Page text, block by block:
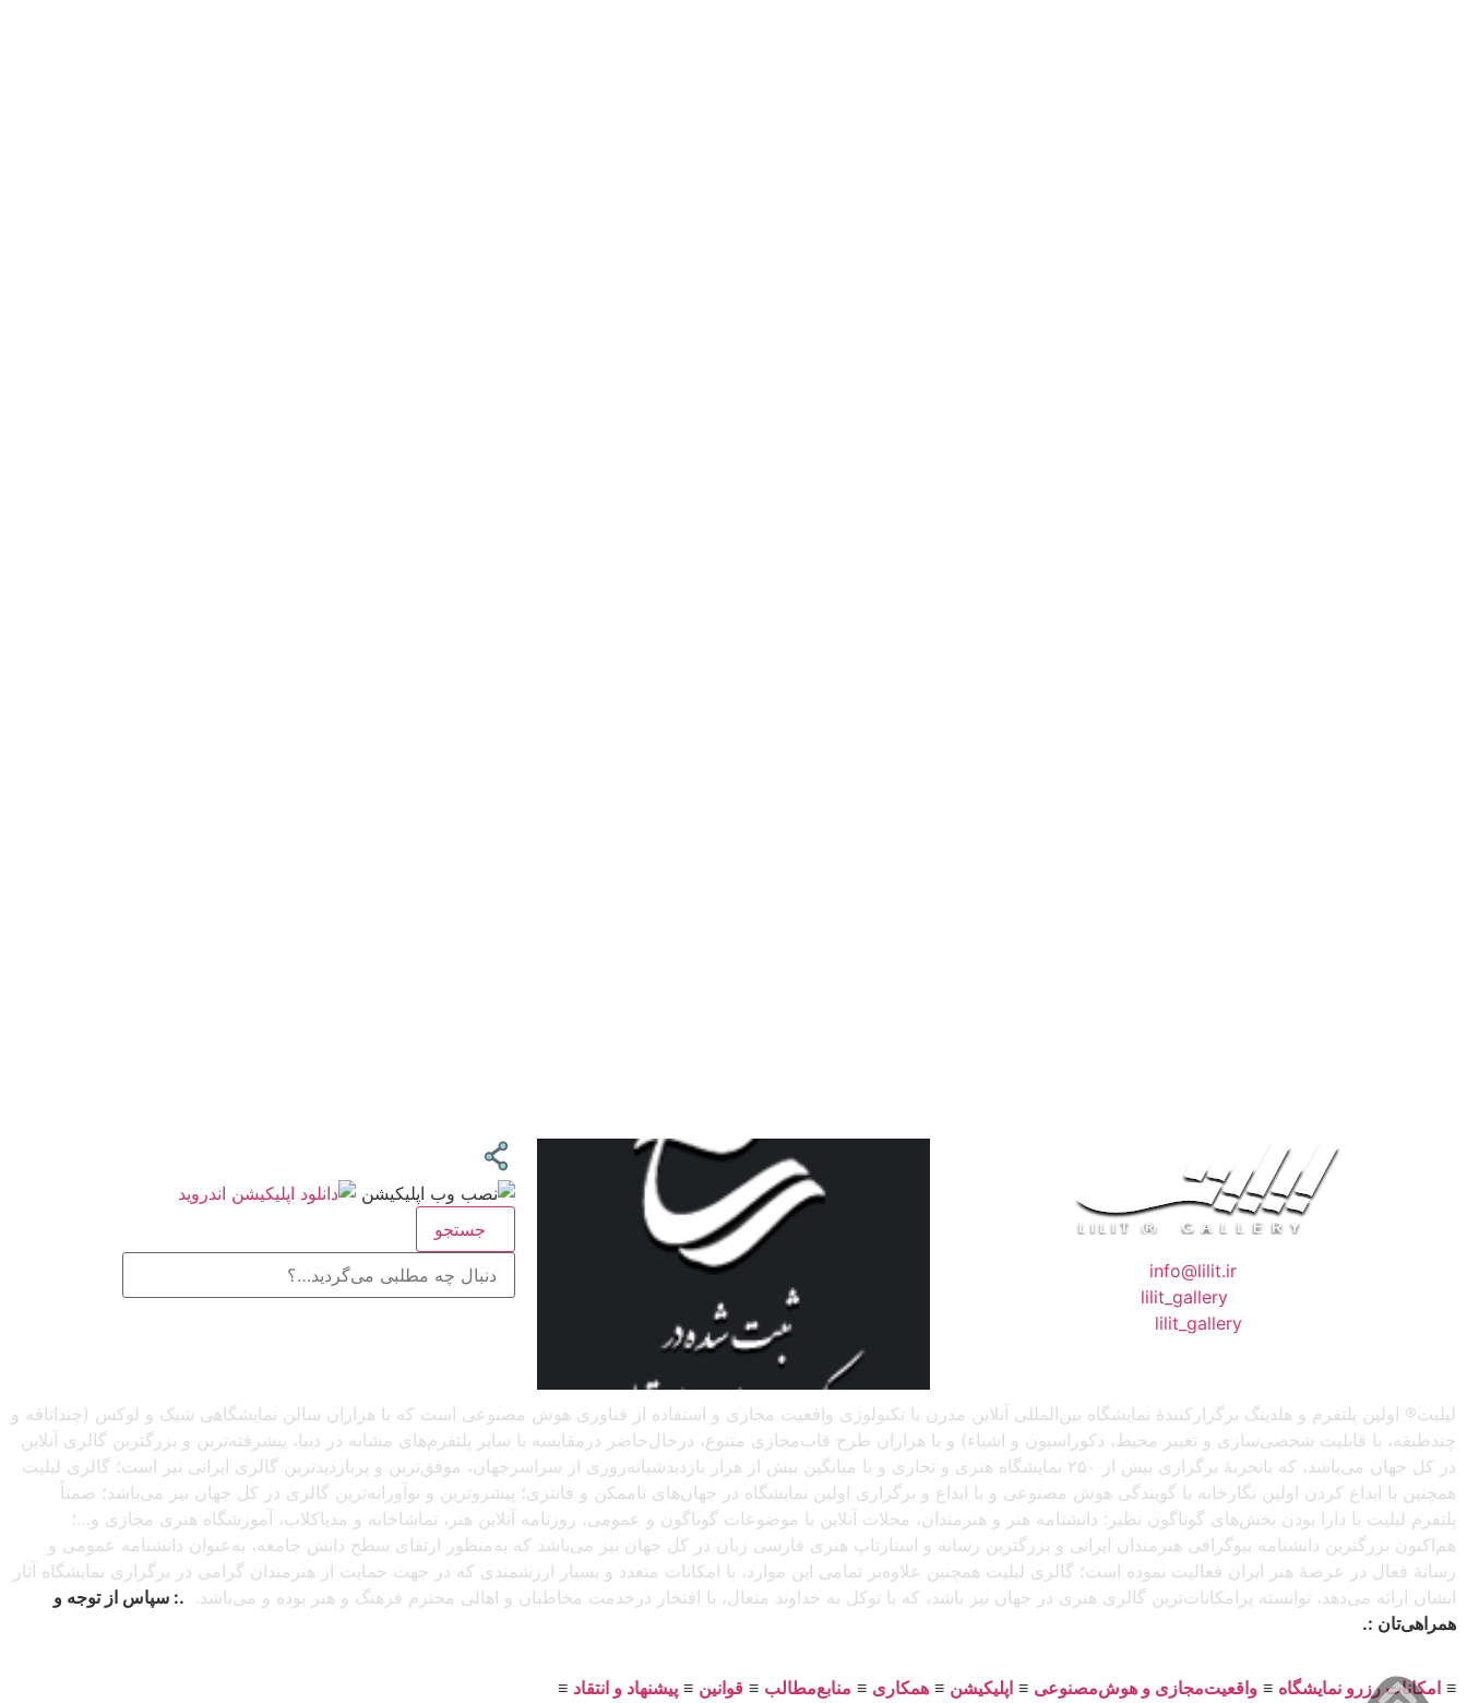
info@lilit.ir
lilit_gallery
lilit_gallery
جستجو
لیلیت® اولین پلتفرم و هلدینگ برگزارکنندهٔ نمایشگاه بین‌المللی آنلاین مدرن با تکنولوژی واقعیت مجازی و استفاده از فناوری هوش مصنوعی است که با هزاران سالن نمایشگاهی شیک و لوکس (چنداتاقه و
چندطبقه، با قابلیت شخصی‌سازی و تغییر محیط، دکوراسیون و اشیاء) و با هزاران طرح قاب‌مجازی متنوع، درحال‌حاضر درمقایسه با سایر پلتفرم‌های مشابه در دنیا، پیشرفته‌ترین و بزرگترین گالری آنلاین
در کل جهان می‌باشد، که باتجربهٔ برگزاری بیش از ۲۵۰ نمایشگاه هنری و تجاری و با میانگین بیش از هزار بازدیدشبانه‌روزی از سراسرجهان، موفق‌ترین و پربازدیدترین گالری ایرانی نیز است؛ گالری لیلیت
همچنین با ابداع کردن اولین نگارخانه با گویندگی هوش مصنوعی و با ابداع و برگزاری اولین نمایشگاه در جهان‌های ناممکن و فانتزی؛ پیشروترین و نوآورانه‌ترین گالری در کل جهان نیز می‌باشد؛ ضمناً
پلتفرم لیلیت با دارا بودن بخش‌های گوناگون نظیر: دانشنامه هنر و هنرمندان، مجلات آنلاین با موضوعات گوناگون و عمومی، روزنامه آنلاین هنر، تماشاخانه و مدیاکلاب، آموزشگاه هنری مجازی و…؛
هم‌اکنون بزرگترین دانشنامه بیوگرافی هنرمندان ایرانی و بزرگترین رسانه و استارتاپ هنری فارسی زبان در کل جهان نیز می‌باشد که به‌منظور ارتقای سطح دانش جامعه، به‌عنوان دانشنامه عمومی و
رسانهٔ فعال در عرصهٔ هنر ایران فعالیت نموده است؛ گالری لیلیت همچنین علاوه‌بر تمامی این موارد، با امکانات متعدد و بسیار ارزشمندی که در جهت حمایت از هنرمندان گرامی در برگزاری نمایشگاه آثار
ایشان ارائه می‌دهد، توانسته پرامکانات‌ترین گالری هنری در جهان نیز باشد، که با توکل به خداوند متعال، با افتخار درخدمت مخاطبان و اهالی محترم فرهنگ و هنر بوده و می‌باشد. .: سپاس از توجه و
همراهی‌تان :.
≡ امکانات رزرو نمایشگاه ≡ واقعیت‌مجازی و هوش‌مصنوعی ≡ اپلیکیشن ≡ همکاری ≡ منابع‌مطالب ≡ قوانین ≡ پیشنهاد و انتقاد ≡